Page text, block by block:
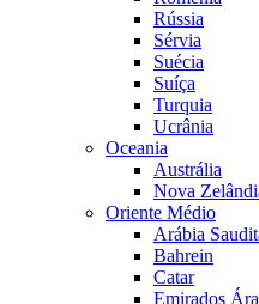
Rússia
Sérvia
Suécia
Suíça
Turquia
Ucrânia
Oceania
Austrália
Nova
Oriente Médio
Arábia
Bahrein
Catar
Emirados